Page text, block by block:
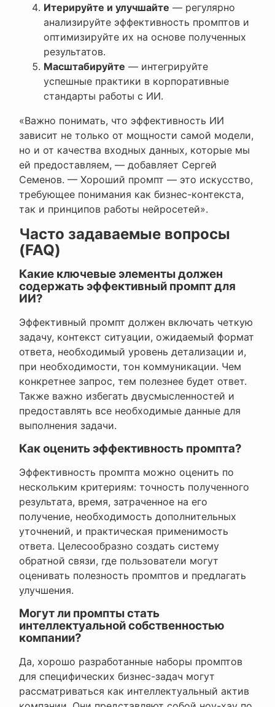
Итерируйте и улучшайте — регулярно
анализируйте эффективность промптов и
оптимизируйте их на основе полученных
результатов.
Масштабируйте — интегрируйте
успешные практики в корпоративные
стандарты работы с ИИ.
«Важно понимать, что эффективность ИИ
зависит не только от мощности самой модели,
но и от качества входных данных, которые мы
ей предоставляем, — добавляет Сергей
Семенов. — Хороший промпт — это искусство,
требующее понимания как бизнес-контекста,
так и принципов работы нейросетей».
Часто задаваемые вопросы
(FAQ)
Какие ключевые элементы должен
содержать эффективный промпт для
ИИ?
Эффективный промпт должен включать четкую
задачу, контекст ситуации, ожидаемый формат
ответа, необходимый уровень детализации и,
при необходимости, тон коммуникации. Чем
конкретнее запрос, тем полезнее будет ответ.
Также важно избегать двусмысленностей и
предоставлять все необходимые данные для
выполнения задачи.
Как оценить эффективность промпта?
Эффективность промпта можно оценить по
нескольким критериям: точность полученного
результата, время, затраченное на его
получение, необходимость дополнительных
уточнений, и практическая применимость
ответа. Целесообразно создать систему
обратной связи, где пользователи могут
оценивать полезность промптов и предлагать
улучшения.
Могут ли промпты стать
интеллектуальной собственностью
компании?
Да, хорошо разработанные наборы промптов
для специфических бизнес-задач могут
рассматриваться как интеллектуальный актив